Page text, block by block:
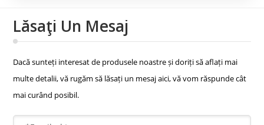
Lăsaţi Un Mesaj
Dacă sunteți interesat de produsele noastre și doriți să aflați mai
multe detalii, vă rugăm să lăsați un mesaj aici, vă vom răspunde cât
mai curând posibil.